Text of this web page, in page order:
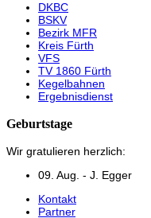
DKBC
BSKV
Bezirk MFR
Kreis Fürth
VFS
TV 1860 Fürth
Kegelbahnen
Ergebnisdienst
Geburtstage
Wir gratulieren herzlich:
09. Aug. - J. Egger
Kontakt
Partner